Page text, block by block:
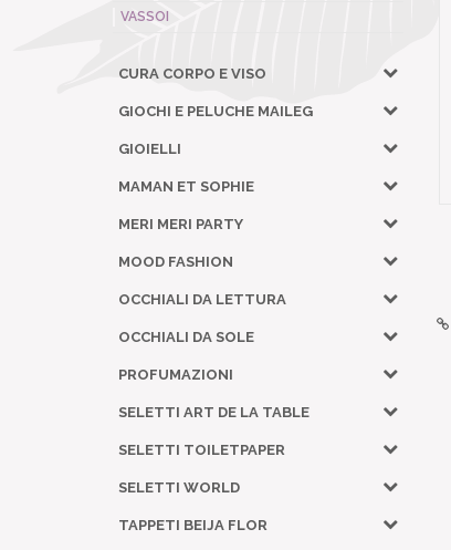
VASSOI
CURA CORPO E VISO
GIOCHI E PELUCHE MAILEG
GIOIELLI
MAMAN ET SOPHIE
MERI MERI PARTY
MOOD FASHION
OCCHIALI DA LETTURA
OCCHIALI DA SOLE
PROFUMAZIONI
SELETTI ART DE LA TABLE
SELETTI TOILETPAPER
SELETTI WORLD
TAPPETI BEIJA FLOR